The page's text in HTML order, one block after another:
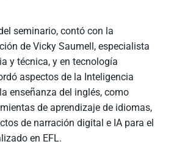
seminario, contó con la
de Vicky Saumell, especialista
y técnica, y en tecnología
aspectos de la Inteligencia
enseñanza del inglés, como
de aprendizaje de idiomas,
de narración digital e IA para el
en EFL.